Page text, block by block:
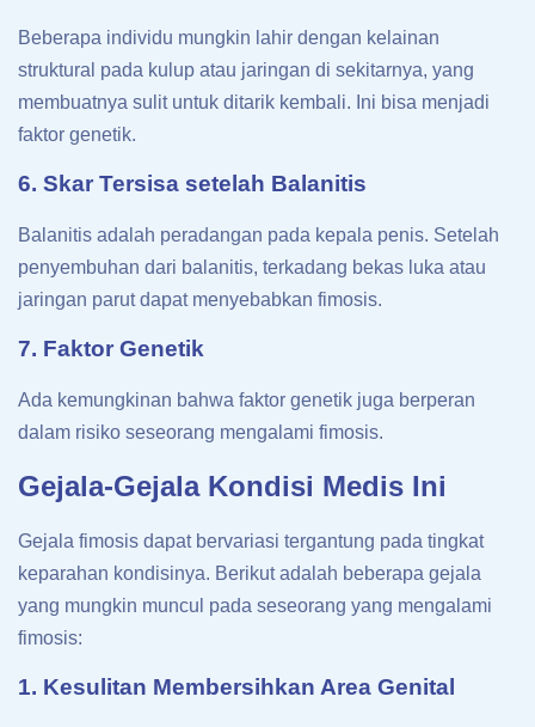
Beberapa individu mungkin lahir dengan kelainan
struktural pada kulup atau jaringan di sekitarnya, yang
membuatnya sulit untuk ditarik kembali. Ini bisa menjadi
faktor genetik.
6. Skar Tersisa setelah Balanitis
Balanitis adalah peradangan pada kepala penis. Setelah
penyembuhan dari balanitis, terkadang bekas luka atau
jaringan parut dapat menyebabkan fimosis.
7. Faktor Genetik
Ada kemungkinan bahwa faktor genetik juga berperan
dalam risiko seseorang mengalami fimosis.
Gejala-Gejala Kondisi Medis Ini
Gejala fimosis dapat bervariasi tergantung pada tingkat
keparahan kondisinya. Berikut adalah beberapa gejala
yang mungkin muncul pada seseorang yang mengalami
fimosis:
1. Kesulitan Membersihkan Area Genital